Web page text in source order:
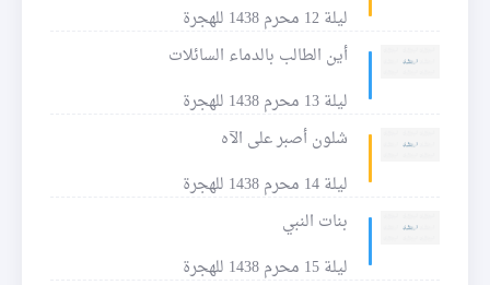
ليلة 12 محرم 1438 للهجرة
أين الطالب بالدماء السائلات
ليلة 13 محرم 1438 للهجرة
شلون أصبر على الآه
ليلة 14 محرم 1438 للهجرة
بنات النبي
ليلة 15 محرم 1438 للهجرة